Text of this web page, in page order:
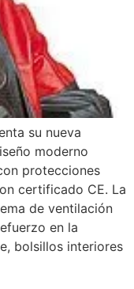
su nueva
moderno
protecciones
certificado CE. La
de ventilación
en la
bolsillos interiores